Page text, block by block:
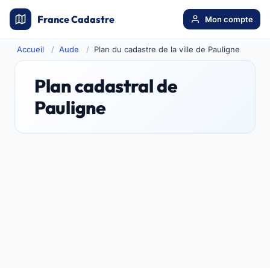
France Cadastre Mon compte
Accueil Aude Plan du cadastre de la ville de Pauligne
Plan cadastral de
Pauligne